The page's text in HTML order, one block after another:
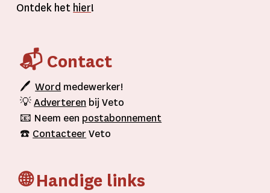
Ontdek het hier!
📬 Contact
🖊Word medewerker!
💡Adverteren bij Veto
📧 Neem een postabonnement
☎️ Contacteer Veto
🌐 Handige links